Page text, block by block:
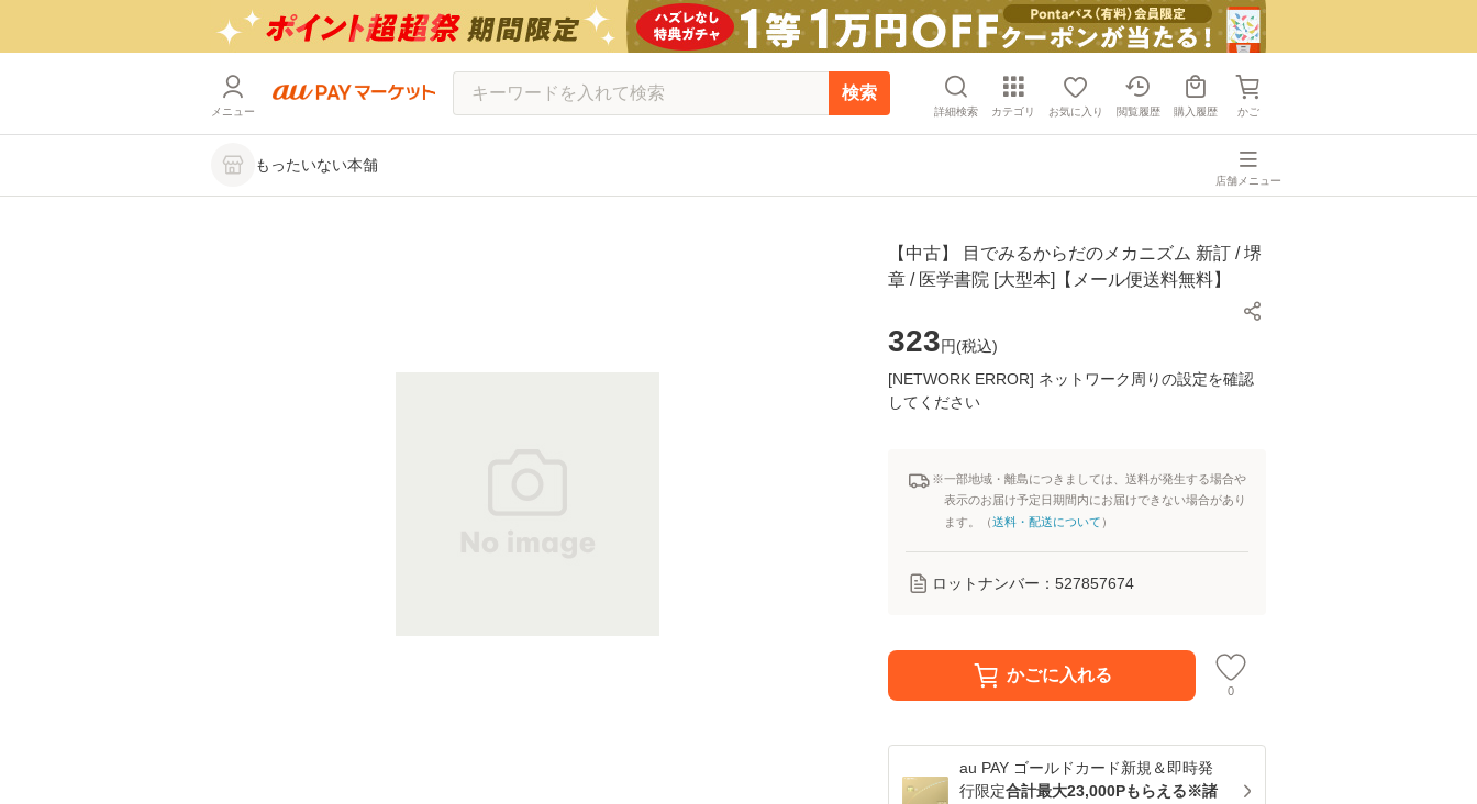
メニュー
検索
詳細検索 カテゴリ お気に入り 閲覧履歴 購入履歴 かご
もったいない本舗
店舗メニュー
【中古】 目でみるからだのメカニズム 新訂 / 堺
章 / 医学書院 [大型本]【メール便送料無料】
323円(税込)
[NETWORK ERROR] ネットワーク周りの設定を確認
してください
※一部地域・離島につきましては、送料が発生する場合や
表示のお届け予定日期間内にお届けできない場合があり
ます。（送料・配送について ）
ロットナンバー： 527857674
かごに入れる
0
au PAY ゴールドカード新規＆即時発
行限定合計最大23,000Pもらえる※諸